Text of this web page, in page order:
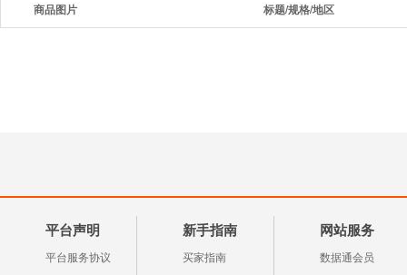
澳门
商品图片 标题/规格/地区
平台声明
平台服务协议
新手指南
买家指南
网站服务
数据通会员